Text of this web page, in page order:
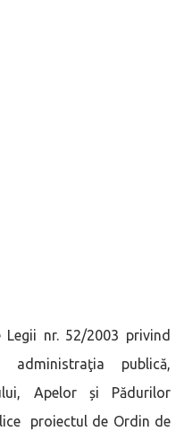
nr. 52/2003 privind
administraţia publică,
Apelor și Pădurilor
proiectul de Ordin de